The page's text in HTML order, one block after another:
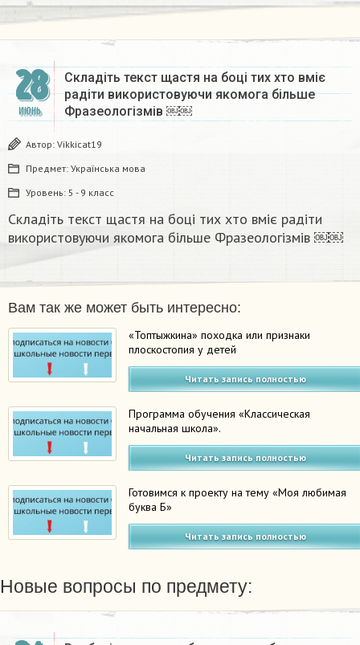
28
ИЮНЬ
Складіть текст щастя на боці тих хто вміє
радіти використовуючи якомога більше
Фразеологізмів ￼￼
Автор: Vikkicat19
Предмет: Українська мова
Уровень: 5 - 9 класс
Складіть текст щастя на боці тих хто вміє радіти
використовуючи якомога більше Фразеологізмів ￼￼
Вам так же может быть интересно:
«Топтыжкина» походка или признаки
плоскостопия у детей
Читать запись полностью
Программа обучения «Классическая
начальная школа».
Читать запись полностью
Готовимся к проекту на тему «Моя любимая
буква Б»
Читать запись полностью
Новые вопросы по предмету: